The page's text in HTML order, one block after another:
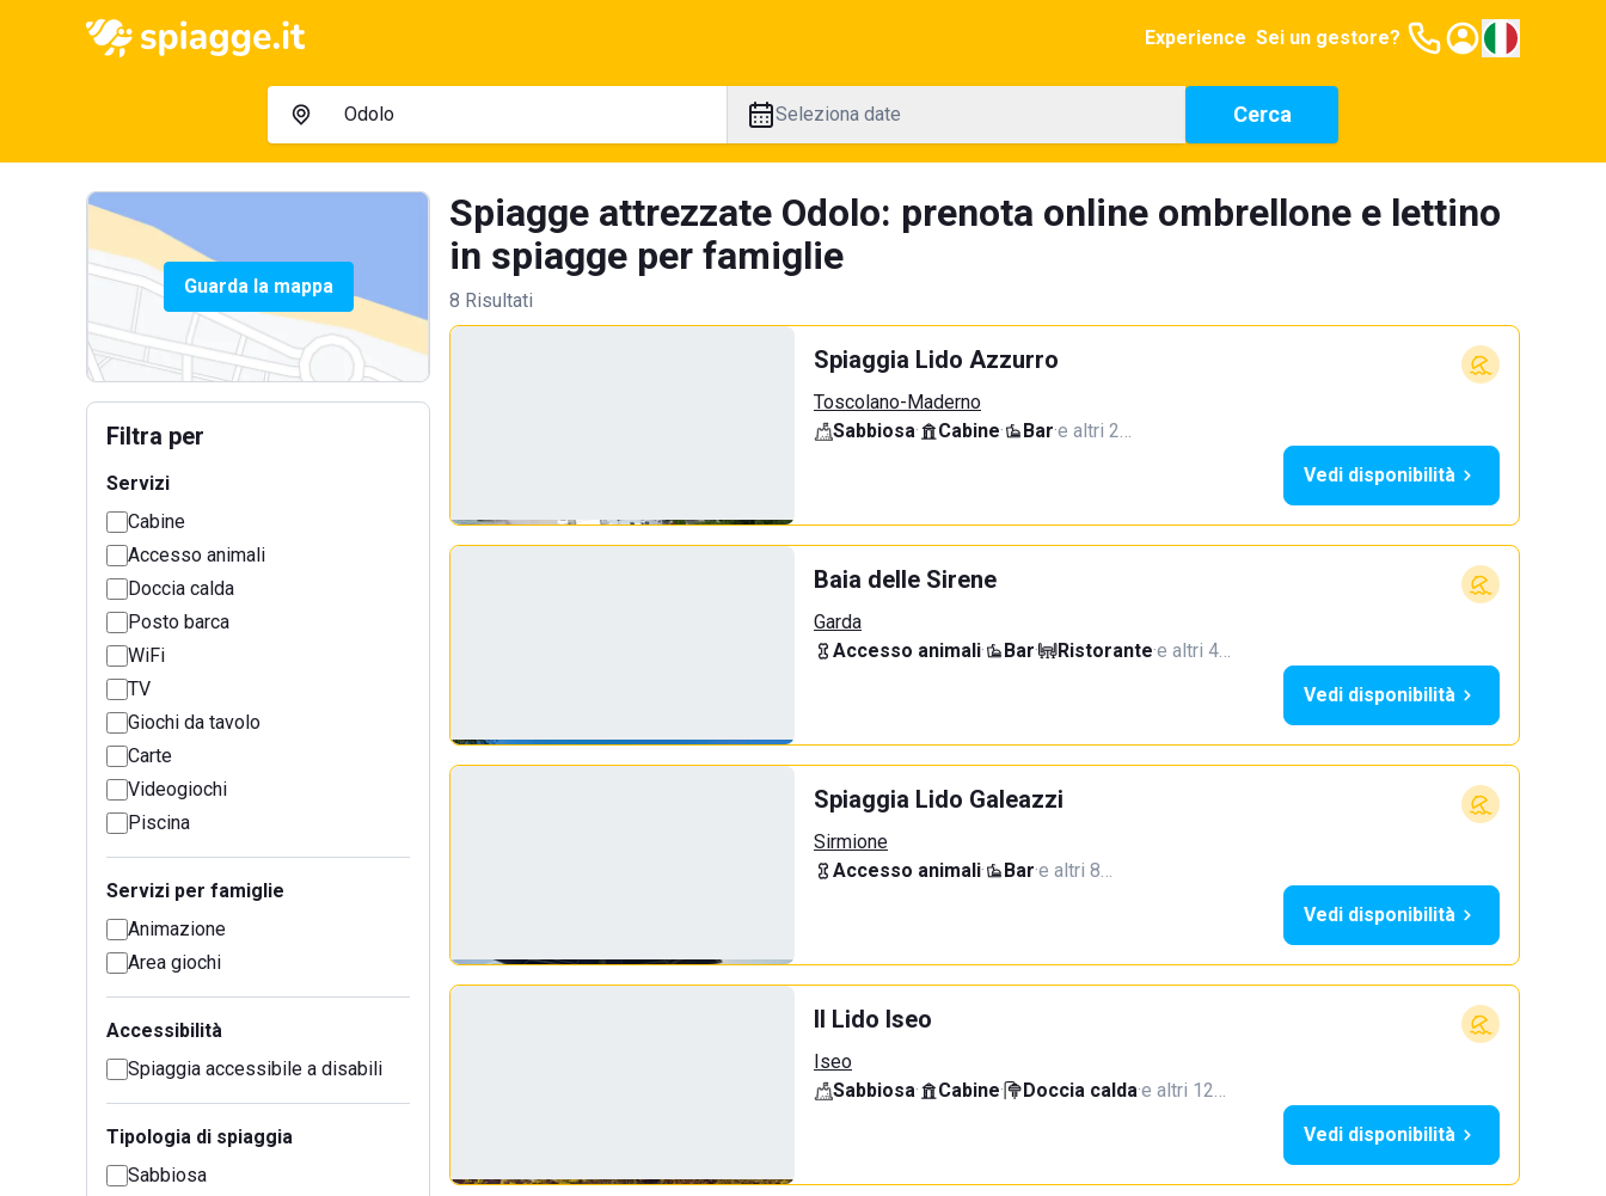
Experience Sei un gestore?
Seleziona date Cerca
Guarda la mappa
Filtra per
Servizi
Cabine
Accesso animali
Doccia calda
Posto barca
WiFi
TV
Giochi da tavolo
Carte
Videogiochi
Piscina
Servizi per famiglie
Animazione
Area giochi
Accessibilità
Spiaggia accessibile a disabili
Tipologia di spiaggia
Sabbiosa
Spiagge attrezzate Odolo: prenota online ombrellone e lettino
in spiagge per famiglie
8 Risultati
Spiaggia Lido Azzurro
Toscolano-Maderno
Sabbiosa· Cabine· Bar·e altri 2…
Vedi disponibilità
Baia delle Sirene
Garda
Accesso animali· Bar· Ristorante·e altri 4…
Vedi disponibilità
Spiaggia Lido Galeazzi
Sirmione
Accesso animali· Bar·e altri 8…
Vedi disponibilità
Il Lido Iseo
Iseo
Sabbiosa· Cabine· Doccia calda·e altri 12…
Vedi disponibilità